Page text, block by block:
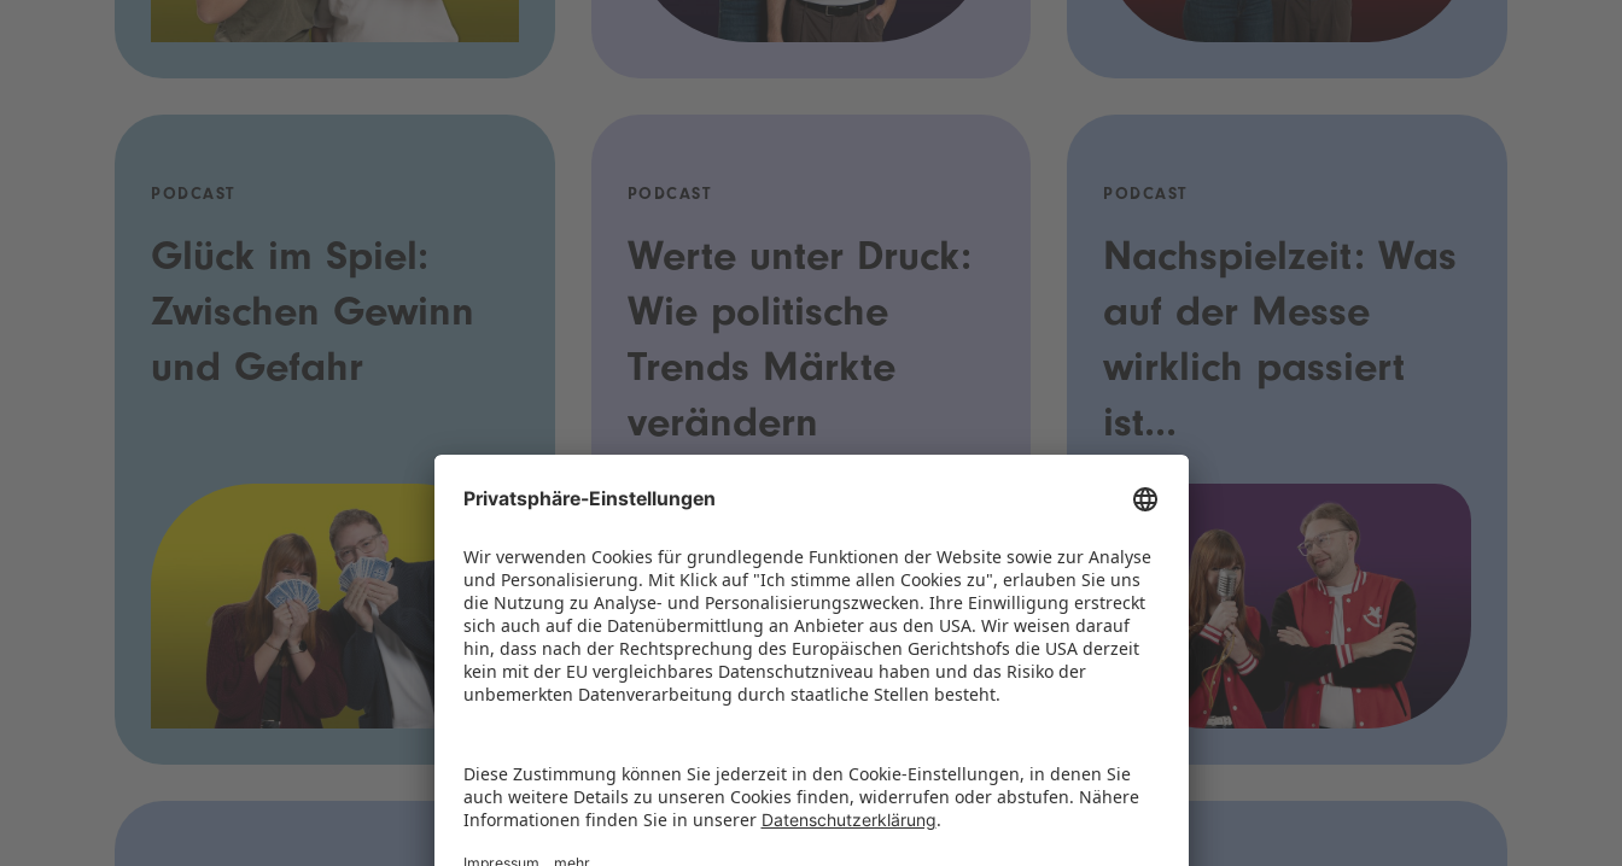
PODCAST
Glück im Spiel:
Zwischen Gewinn
und Gefahr
PODCAST
Werte unter Druck:
Wie politische
Trends Märkte
verändern
PODCAST
Nachspielzeit: Was
auf der Messe
wirklich passiert
ist...